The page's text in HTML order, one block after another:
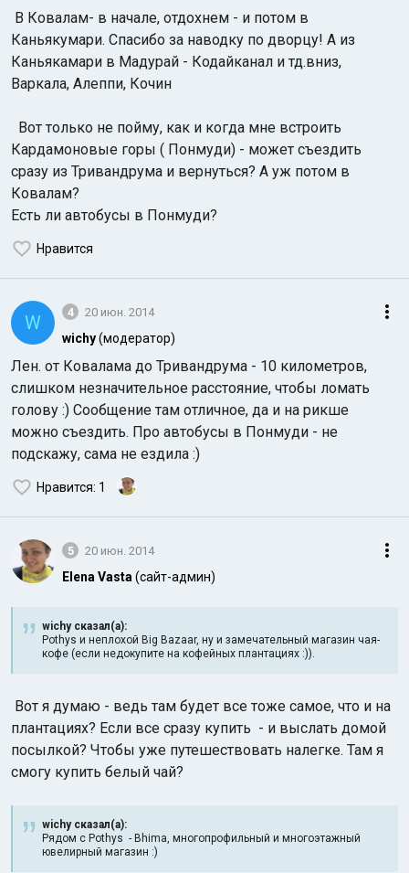
В Ковалам- в начале, отдохнем - и потом в
Каньякумари. Спасибо за наводку по дворцу! А из
Каньякамари в Мадурай - Кодайканал и тд.вниз,
Варкала, Алеппи, Кочин
Вот только не пойму, как и когда мне встроить
Кардамоновые горы ( Понмуди) - может съездить
сразу из Тривандрума и вернуться? А уж потом в
Ковалам?
Есть ли автобусы в Понмуди?
Нравится
W 4 20 июн. 2014
wichy(модератор)
Лен. от Ковалама до Тривандрума - 10 километров,
слишком незначительное расстояние, чтобы ломать
голову :) Cooбщение там отличное, да и на рикше
можно съездить. Про автобусы в Понмуди - не
подскажу, сама не ездила :)
Нравится: 1
5 20 июн. 2014
Elena Vasta (сайт-админ)
wichy сказал(а):
Pothys и неплохой Big Bazaar, ну и замечательный магазин чая-
кофе (если недокупите на кофейных плантациях :)).
Вот я думаю - ведь там будет все тоже самое, что и на
плантациях? Если все сразу купить - и выслать домой
посылкой? Чтобы уже путешествовать налегке. Там я
смогу купить белый чай?
wichy сказал(а):
Рядом с Pothys - Bhima, многопрофильный и многоэтажный
ювелирный магазин :)